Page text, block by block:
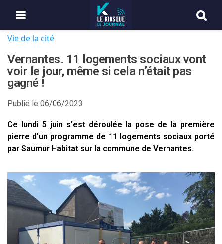
Vie de la cité
Vernantes. 11 logements sociaux vont
voir le jour, même si cela n’était pas
gagné !
Publié le 06/06/2023
Ce lundi 5 juin s'est déroulée la pose de la première
pierre d'un programme de 11 logements sociaux porté
par Saumur Habitat sur la commune de Vernantes.